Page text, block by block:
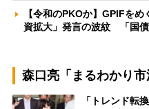
【令和のPKOか】GPIFを
資拡大」発言の波紋 「国
森口亮「まるわかり市
「トレンド転